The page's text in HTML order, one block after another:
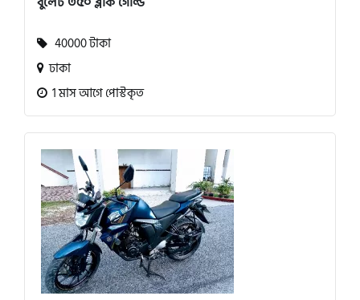
40000 টাকা
ঢাকা
1 মাস আগে পোস্টকৃত